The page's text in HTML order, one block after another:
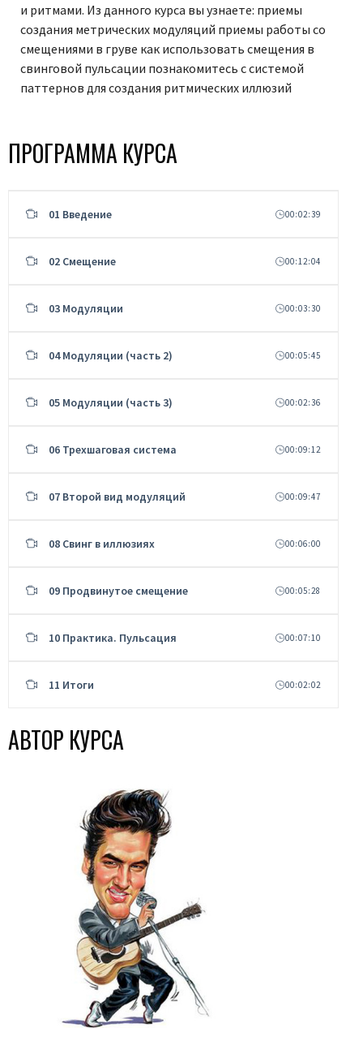
и ритмами. Из данного курса вы узнаете: приемы
создания метрических модуляций приемы работы со
смещениями в груве как использовать смещения в
свинговой пульсации познакомитесь с системой
паттернов для создания ритмических иллюзий
ПРОГРАММА КУРСА
01 Введение 00:02:39
02 Смещение 00:12:04
03 Модуляции 00:03:30
04 Модуляции (часть 2) 00:05:45
05 Модуляции (часть 3) 00:02:36
06 Трехшаговая система 00:09:12
07 Второй вид модуляций 00:09:47
08 Свинг в иллюзиях 00:06:00
09 Продвинутое смещение 00:05:28
10 Практика. Пульсация 00:07:10
11 Итоги 00:02:02
АВТОР КУРСА